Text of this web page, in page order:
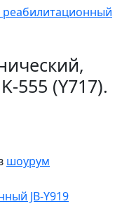
555 (Y717).
шоурум